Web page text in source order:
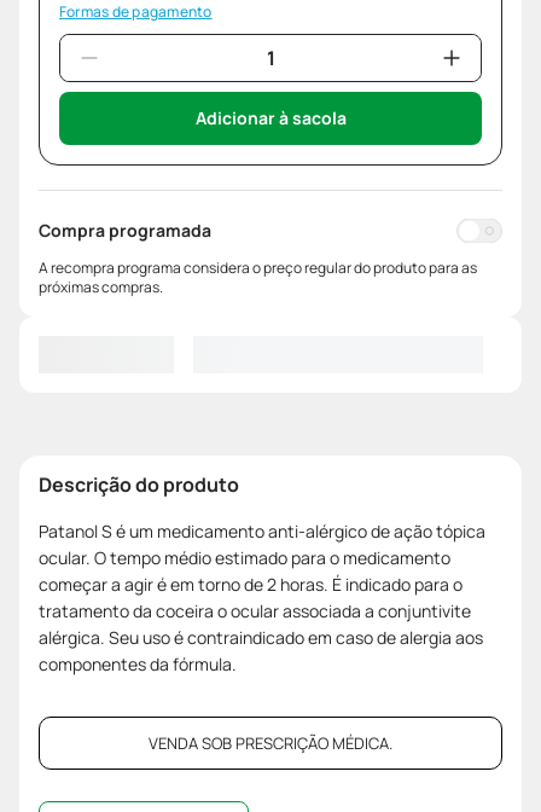
Formas de pagamento
Adicionar à sacola
Compra programada
A recompra programa considera o preço regular do produto para as
próximas compras.
Descrição do produto
Patanol S é um medicamento anti-alérgico de ação tópica
ocular. O tempo médio estimado para o medicamento
começar a agir é em torno de 2 horas. É indicado para o
tratamento da coceira o ocular associada a conjuntivite
alérgica. Seu uso é contraindicado em caso de alergia aos
componentes da fórmula.
VENDA SOB PRESCRIÇÃO MÉDICA.